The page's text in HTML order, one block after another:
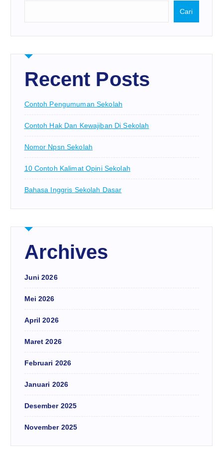
Cari
Recent Posts
Contoh Pengumuman Sekolah
Contoh Hak Dan Kewajiban Di Sekolah
Nomor Npsn Sekolah
10 Contoh Kalimat Opini Sekolah
Bahasa Inggris Sekolah Dasar
Archives
Juni 2026
Mei 2026
April 2026
Maret 2026
Februari 2026
Januari 2026
Desember 2025
November 2025